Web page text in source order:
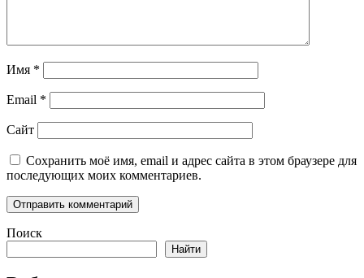
Имя *
Email *
Сайт
Сохранить моё имя, email и адрес сайта в этом браузере для
последующих моих комментариев.
Поиск
Найти